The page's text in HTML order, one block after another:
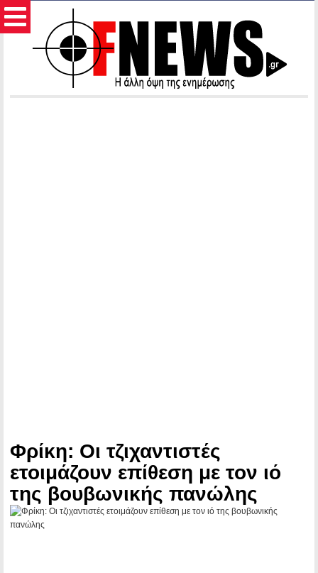
Φρίκη: Οι τζιχαντιστές
ετοιμάζουν επίθεση με τον ιό
της βουβωνικής πανώλης